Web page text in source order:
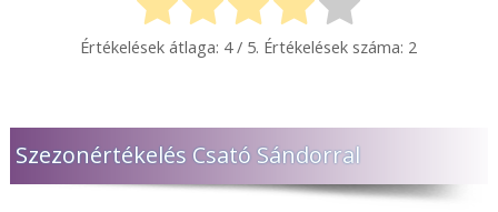
Értékelések átlaga: 4/ 5. Értékelések száma: 2
Szezonértékelés Csató Sándorral